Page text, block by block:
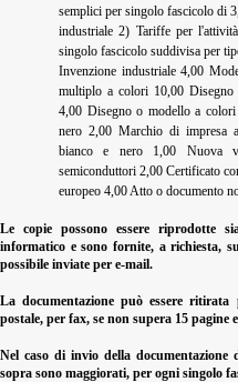
semplici per singolo fascicolo di
industriale 2) Tariffe per
singolo fascicolo suddivisa per
Invenzione industriale 4,00
multiplo a colori 10,00
4,00 Disegno o modello a
nero 2,00 Marchio di impresa
bianco e nero 1,00 Nuova
semiconduttori 2,00 Certificato
europeo 4,00 Atto o documento
Le copie possono essere riprodotte
informatico e sono fornite, a richiesta,
possibile inviate per e-mail.
La documentazione può essere
postale, per fax, se non supera 15 pagine
Nel caso di invio della
sopra sono maggiorati, per ogni singolo